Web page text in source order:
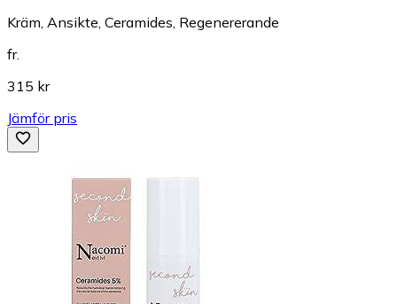
Kräm, Ansikte, Ceramides, Regenererande
fr.
315 kr
Jämför pris